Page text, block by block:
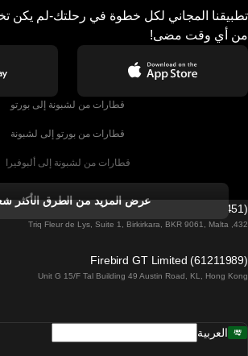
تطبيقنا المجاني لكل خطوة في رحلتك-لم يكن
من أي وقت مضى!
قطارات من لشبونة إلى بورتو
قطارات من بورتو إلى لشبونة
قطارات من لشبونة إلى ألبوفيرا
قطارات من ألبوفيرا إلى لشبونة
قطارات من لشبونة إلى لاغوس
قطارات من لشبونة إلى مدريد
عرض المزيد من الطرق الأكثر
Firebird GT Limited (OC 1451)
432, Triq Fleur de Lys, Suite 1, Birkirkara, BKR 9061, Malta
Firebird GT Limited (61211989)
Unit G 15/F Tal Building 49 Austin Road, KL, Hong Kong
العربية